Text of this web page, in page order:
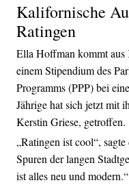
Kalifornische
Ratingen
Ella Hoffman kommt
einem Stipendium des
Programms (PPP) bei
Jährige hat sich jetzt mit
Kerstin Griese, getroffen.
„Ratingen ist cool“,
Spuren der langen
ist alles neu und